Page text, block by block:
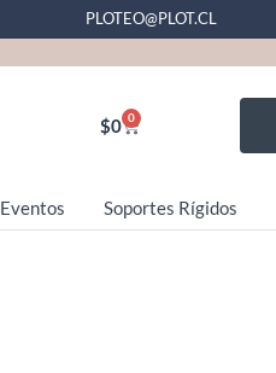
PLOTEO@PLOT.CL
$0 0
Eventos Soportes Rígidos